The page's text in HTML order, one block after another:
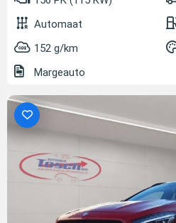
Automaat
152 g/km
Margeauto